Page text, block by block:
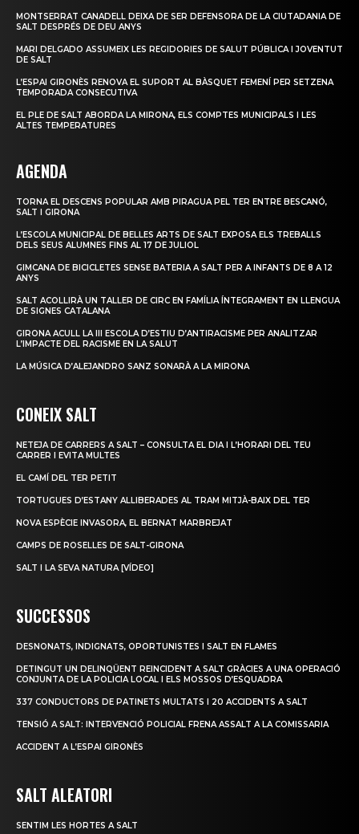
MONTSERRAT CANADELL DEIXA DE SER DEFENSORA DE LA CIUTADANIA DE
SALT DESPRÉS DE DEU ANYS
MARI DELGADO ASSUMEIX LES REGIDORIES DE SALUT PÚBLICA I JOVENTUT
DE SALT
L’ESPAI GIRONÈS RENOVA EL SUPORT AL BÀSQUET FEMENÍ PER SETZENA
TEMPORADA CONSECUTIVA
EL PLE DE SALT ABORDA LA MIRONA, ELS COMPTES MUNICIPALS I LES
ALTES TEMPERATURES
AGENDA
TORNA EL DESCENS POPULAR AMB PIRAGUA PEL TER ENTRE BESCANÓ,
SALT I GIRONA
L’ESCOLA MUNICIPAL DE BELLES ARTS DE SALT EXPOSA ELS TREBALLS
DELS SEUS ALUMNES FINS AL 17 DE JULIOL
GIMCANA DE BICICLETES SENSE BATERIA A SALT PER A INFANTS DE 8 A 12
ANYS
SALT ACOLLIRÀ UN TALLER DE CIRC EN FAMÍLIA ÍNTEGRAMENT EN LLENGUA
DE SIGNES CATALANA
GIRONA ACULL LA III ESCOLA D’ESTIU D’ANTIRACISME PER ANALITZAR
L’IMPACTE DEL RACISME EN LA SALUT
LA MÚSICA D’ALEJANDRO SANZ SONARÀ A LA MIRONA
CONEIX SALT
NETEJA DE CARRERS A SALT – CONSULTA EL DIA I L’HORARI DEL TEU
CARRER I EVITA MULTES
EL CAMÍ DEL TER PETIT
TORTUGUES D’ESTANY ALLIBERADES AL TRAM MITJÀ-BAIX DEL TER
NOVA ESPÈCIE INVASORA, EL BERNAT MARBREJAT
CAMPS DE ROSELLES DE SALT-GIRONA
SALT I LA SEVA NATURA [VÍDEO]
SUCCESSOS
DESNONATS, INDIGNATS, OPORTUNISTES I SALT EN FLAMES
DETINGUT UN DELINQÜENT REINCIDENT A SALT GRÀCIES A UNA OPERACIÓ
CONJUNTA DE LA POLICIA LOCAL I ELS MOSSOS D’ESQUADRA
337 CONDUCTORS DE PATINETS MULTATS I 20 ACCIDENTS A SALT
TENSIÓ A SALT: INTERVENCIÓ POLICIAL FRENA ASSALT A LA COMISSARIA
ACCIDENT A L’ESPAI GIRONÈS
SALT ALEATORI
SENTIM LES HORTES A SALT